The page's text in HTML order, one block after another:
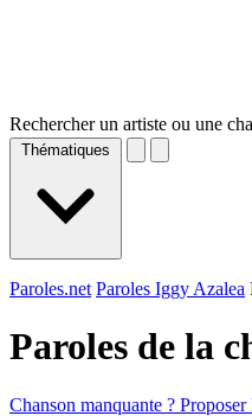
Rechercher un artiste ou une
Thématiques
Paroles.net Paroles Iggy Azalea
Paroles de la
Chanson manquante ? Proposer